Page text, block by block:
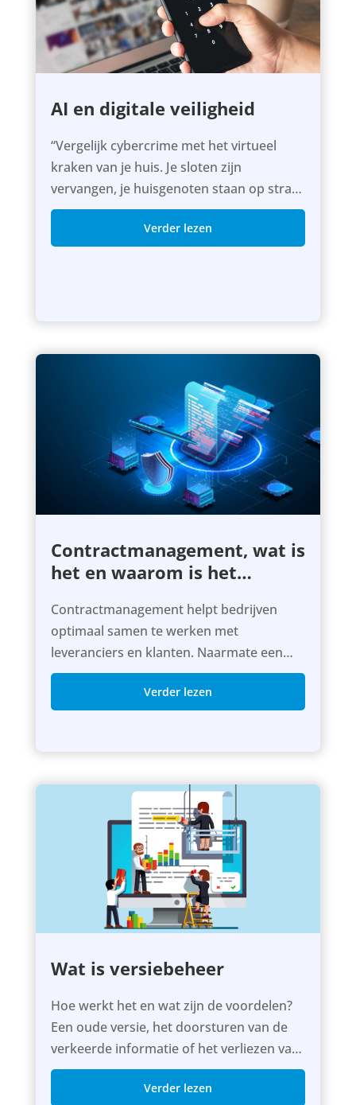
AI en digitale veiligheid
“Vergelijk cybercrime met het virtueel
kraken van je huis. Je sloten zijn
vervangen, je huisgenoten staan op straat
en wildvreemden bewonen jouw...
Verder lezen
Contractmanagement, wat is
het en waarom is het
Contractmanagement helpt bedrijven
optimaal samen te werken met
leveranciers en klanten. Naarmate een
organisatie groeit, worden er steeds meer
contracten afgesloten door meer
Verder lezen
Wat is versiebeheer
Hoe werkt het en wat zijn de voordelen?
Een oude versie, het doorsturen van de
verkeerde informatie of het verliezen van
informatie bij het...
Verder lezen